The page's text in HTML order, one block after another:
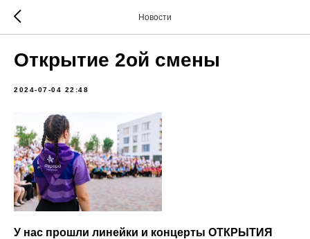
Новости
Открытие 2ой смены
2024-07-04 22:48
У нас прошли линейки и концерты ОТКРЫТИЯ